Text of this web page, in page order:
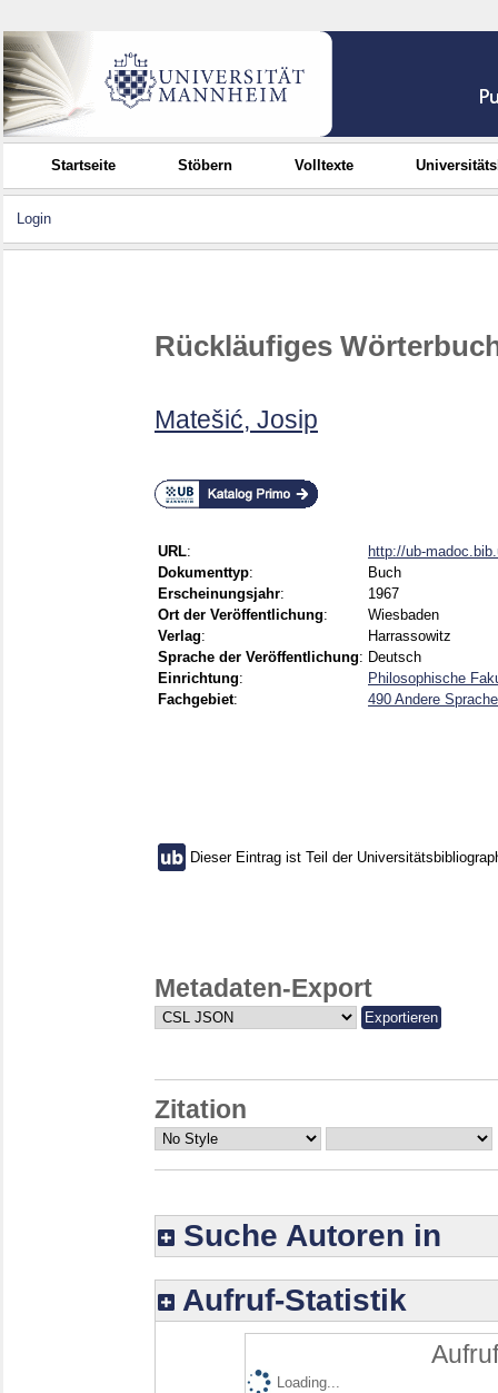
Startseite Stöbern Volltexte
Login
Rückläufiges
Matešić, Josip
URL:
http://ub-
Dokumenttyp:
Buch
Erscheinungsjahr:
1967
Ort der Veröffentlichung:
Wiesbaden
Verlag:
Harrassowitz
Sprache der Veröffentlichung: Deutsch
Einrichtung:
Philosophische
Fachgebiet: 490 Andere
Dieser Eintrag ist Teil der
Metadaten-Export
Zitation
Suche Autoren in
Aufruf-Statistik
Loading...